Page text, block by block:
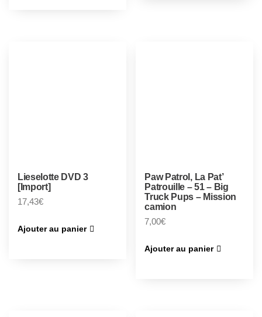
Lieselotte DVD 3
[Import]
17,43€
Ajouter au panier
Paw Patrol, La Pat’
Patrouille – 51 – Big
Truck Pups – Mission
camion
7,00€
Ajouter au panier